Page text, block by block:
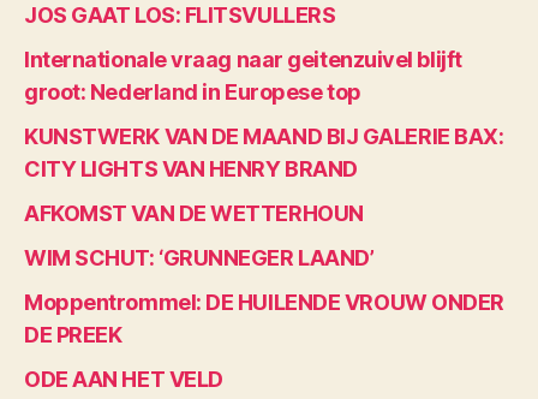
JOS GAAT LOS: FLITSVULLERS
Internationale vraag naar geitenzuivel blijft
groot: Nederland in Europese top
KUNSTWERK VAN DE MAAND BIJ GALERIE BAX:
CITY LIGHTS VAN HENRY BRAND
AFKOMST VAN DE WETTERHOUN
WIM SCHUT: ‘GRUNNEGER LAAND’
Moppentrommel: DE HUILENDE VROUW ONDER
DE PREEK
ODE AAN HET VELD